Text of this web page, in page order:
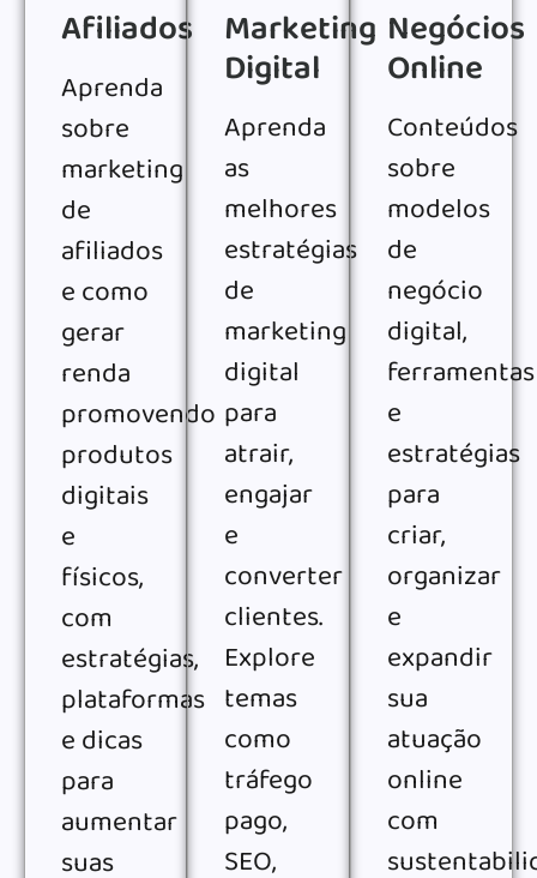
Afiliados
Aprenda
sobre
marketing
de
afiliados
e como
gerar
renda
promovendo
produtos
digitais
e
físicos,
com
estratégias,
plataformas
e dicas
para
aumentar
suas
Marketing
Digital
Aprenda
as
melhores
estratégias
de
marketing
digital
para
atrair,
engajar
e
converter
clientes.
Explore
temas
como
tráfego
pago,
SEO,
Negócios
Online
Conteúdos
sobre
modelos
de
negócio
digital,
ferramentas
e
estratégias
para
criar,
organizar
e
expandir
sua
atuação
online
com